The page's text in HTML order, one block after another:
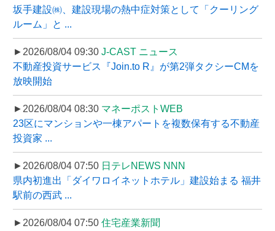
坂手建設㈱、建設現場の熱中症対策として「クーリング
ルーム」と ...
►2026/08/04 09:30 J-CAST ニュース
不動産投資サービス『Join.to R』が第2弾タクシーCMを
放映開始
►2026/08/04 08:30 マネーポストWEB
23区にマンションや一棟アパートを複数保有する不動産
投資家 ...
►2026/08/04 07:50 日テレNEWS NNN
県内初進出「ダイワロイネットホテル」建設始まる 福井
駅前の西武 ...
►2026/08/04 07:50 住宅産業新聞